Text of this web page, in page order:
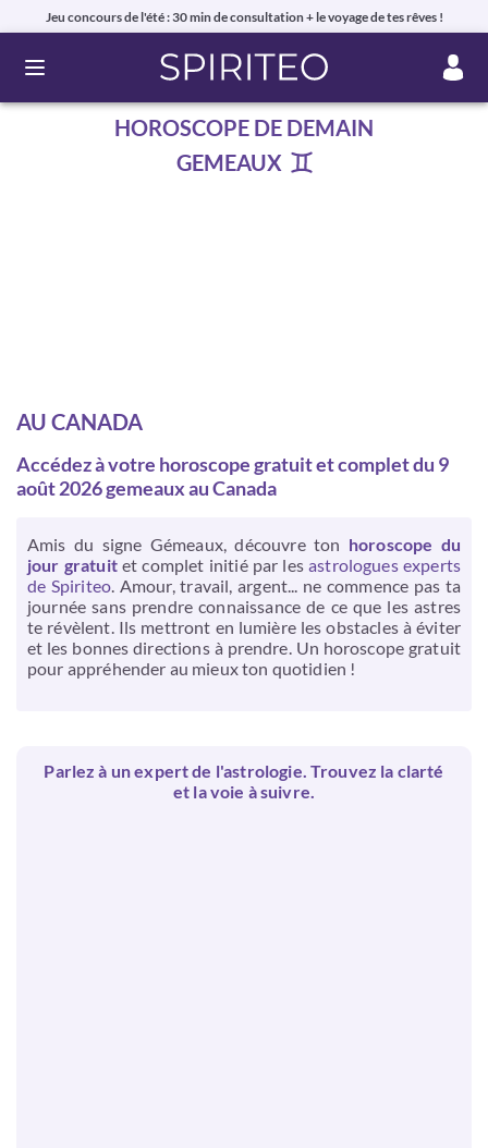
Jeu concours de l'été : 30 min de consultation + le voyage de tes rêves !
Ouvrir le menu
HOROSCOPE DE DEMAIN
GEMEAUX
AU CANADA
Accédez à votre horoscope gratuit et complet du 9
août 2026 gemeaux au Canada
Amis du signe Gémeaux, découvre ton horoscope du
jour gratuitet complet initié par lesastrologues experts
de Spiriteo. Amour, travail, argent... ne commence pas ta
journée sans prendre connaissance de ce que les astres
te révèlent. Ils mettront en lumière les obstacles à éviter
et les bonnes directions à prendre. Un horoscope gratuit
pour appréhender au mieux ton quotidien !
Parlez à un expert de l'astrologie. Trouvez la clarté
et la voie à suivre.